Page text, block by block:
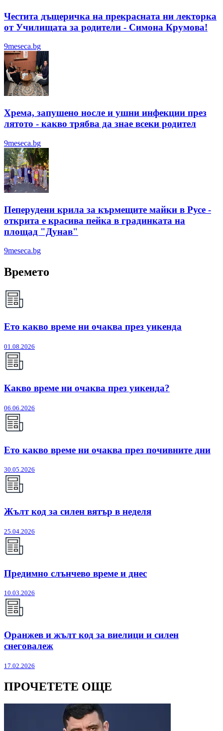
Честита дъщеричка на прекрасната ни лекторка
от Училищата за родители - Симона Крумова!
9meseca.bg
Хрема, запушено носле и ушни инфекции през
лятотo - какво трябва да знае всеки родител
9meseca.bg
Пеперудени крила за кърмещите майки в Русе -
открита е красива пейка в градинката на
площад "Дунав"
9meseca.bg
Времето
Ето какво време ни очаква през уикенда
01.08.2026
Какво време ни очаква през уикенда?
06.06.2026
Ето какво време ни очаква през почивните дни
30.05.2026
Жълт код за силен вятър в неделя
25.04.2026
Предимно слънчево време и днес
10.03.2026
Оранжев и жълт код за виелици и силен
снеговалеж
17.02.2026
ПРОЧЕТЕТЕ ОЩЕ